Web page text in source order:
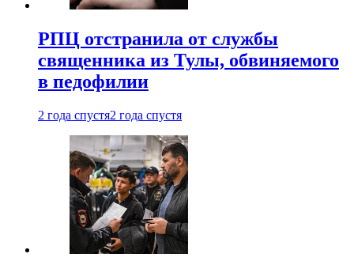
РПЦ отстранила от службы
священника из Тулы, обвиняемого
в педофилии
2 года спустя2 года спустя